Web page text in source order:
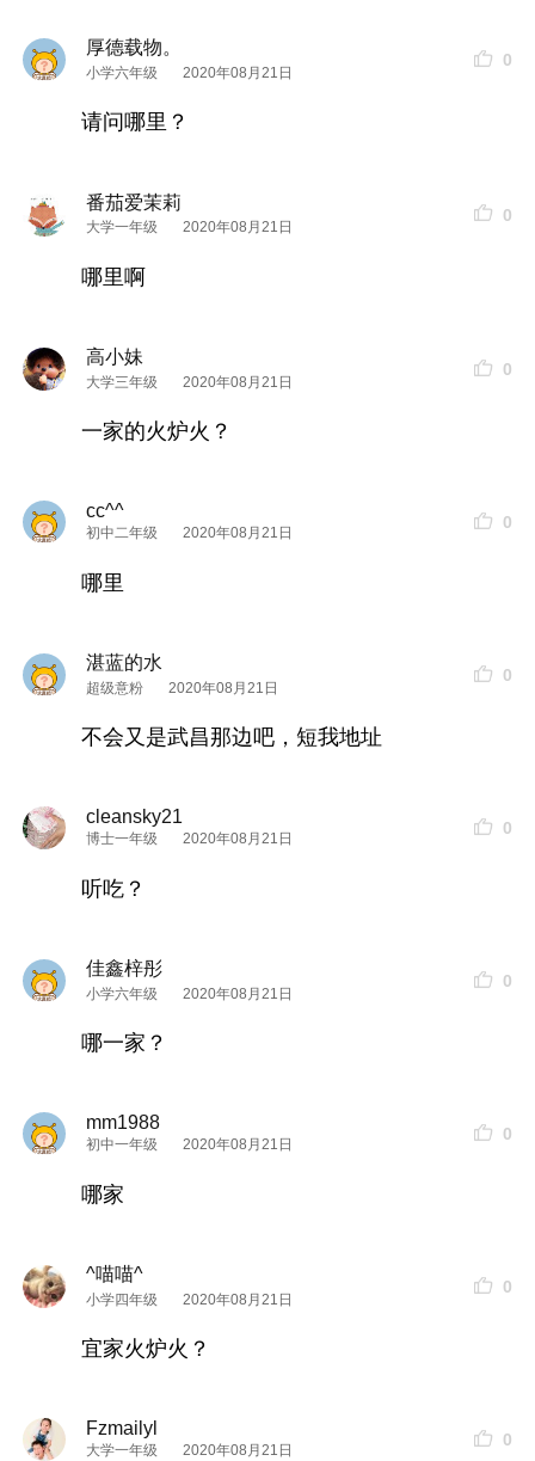
厚德载物。
小学六年级 2020年08月21日
0
请问哪里？
番茄爱茉莉
大学一年级 2020年08月21日
0
哪里啊
高小妹
大学三年级 2020年08月21日
0
一家的火炉火？
cc^^
初中二年级 2020年08月21日
0
哪里
湛蓝的水
超级意粉 2020年08月21日
0
不会又是武昌那边吧，短我地址
cleansky21
博士一年级 2020年08月21日
0
听吃？
佳鑫梓彤
小学六年级 2020年08月21日
0
哪一家？
mm1988
初中一年级 2020年08月21日
0
哪家
^喵喵^
小学四年级 2020年08月21日
0
宜家火炉火？
Fzmailyl
大学一年级 2020年08月21日
0